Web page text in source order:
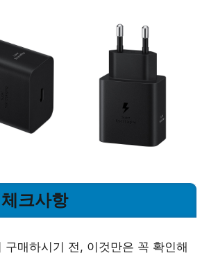
크사항
구매하시기 전, 이것만은 꼭 확인해